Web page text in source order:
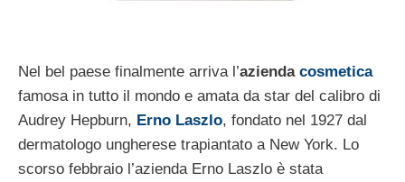
Nel bel paese finalmente arriva l’azienda cosmetica
famosa in tutto il mondo e amata da star del calibro di
Audrey Hepburn, Erno Laszlo, fondato nel 1927 dal
dermatologo ungherese trapiantato a New York. Lo
scorso febbraio l’azienda Erno Laszlo è stata